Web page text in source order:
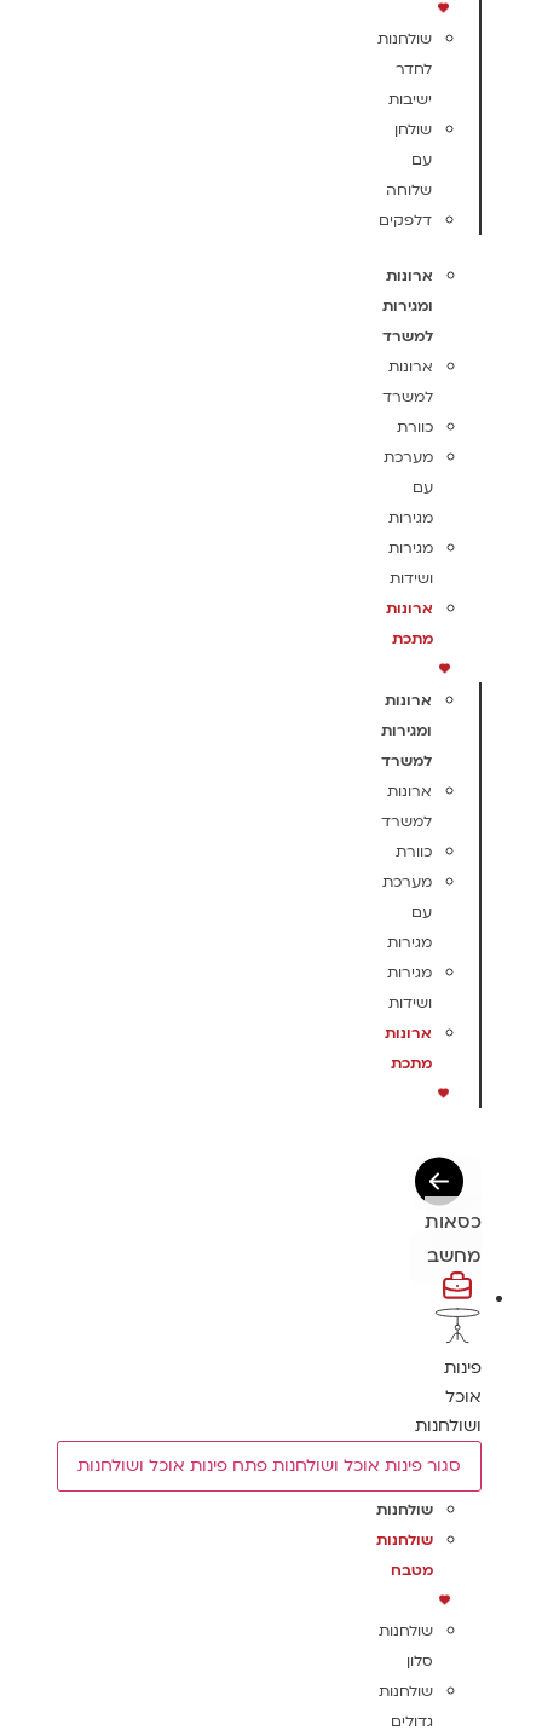
שולחנות
לחדר
ישיבות
שולחן
עם
שלוחה
דלפקים
ארונות
ומגירות
למשרד
ארונות
למשרד
כוורת
מערכת
עם
מגירות
מגירות
ושידות
ארונות
מתכת
ארונות
ומגירות
למשרד
ארונות
למשרד
כוורת
מערכת
עם
מגירות
מגירות
ושידות
ארונות
מתכת
כסאות
מחשב
פינות
אוכל
ושולחנות
סגור פינות אוכל ושולחנות פתח פינות אוכל ושולחנות
שולחנות
שולחנות
מטבח
שולחנות
סלון
שולחנות
גדולים